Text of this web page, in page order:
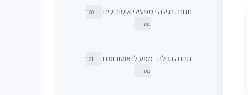
תחנה רגילה · מפעילי אוטובוסים
160
מטר
תחנה רגילה · מפעילי אוטובוסים
161
מטר